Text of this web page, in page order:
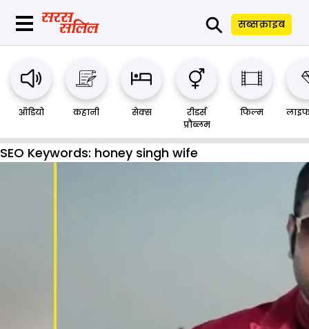
⚲ सब्सक्राइब
ऑडियो कहानी सेक्स
रीडर्स
प्रौब्लम
फिल्म
SEO Keywords: honey singh wife